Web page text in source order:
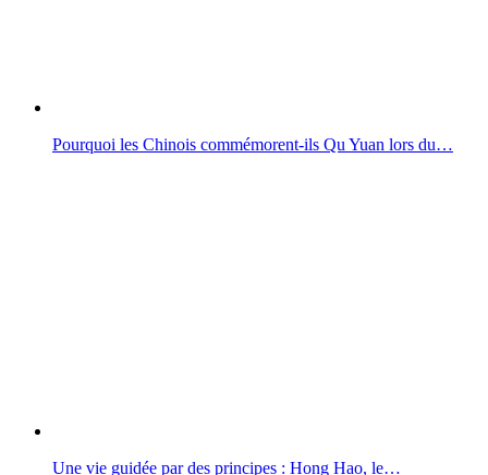
Pourquoi les Chinois commémorent-ils Qu Yuan lors du…
Une vie guidée par des principes : Hong Hao, le…